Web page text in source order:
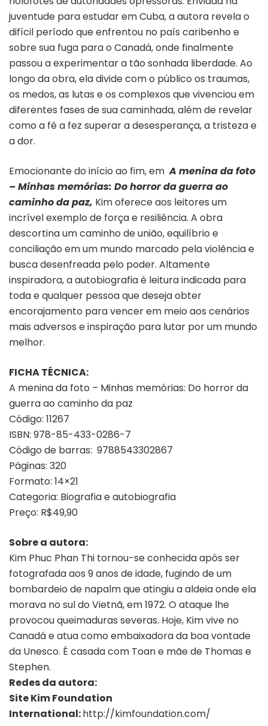
juventude para estudar em Cuba, a autora revela o
difícil período que enfrentou no país caribenho e
sobre sua fuga para o Canadá, onde finalmente
passou a experimentar a tão sonhada liberdade. Ao
longo da obra, ela divide com o público os traumas,
os medos, as lutas e os complexos que vivenciou em
diferentes fases de sua caminhada, além de revelar
como a fé a fez superar a desesperança, a tristeza e
a dor.
Emocionante do início ao fim, emA menina da foto
– Minhas memórias: Do horror da guerra ao
caminho da paz, Kim oferece aos leitores um
incrível exemplo de força e resiliência. A obra
descortina um caminho de união, equilíbrio e
conciliação em um mundo marcado pela violência e
busca desenfreada pelo poder. Altamente
inspiradora, a autobiografia é leitura indicada para
toda e qualquer pessoa que deseja obter
encorajamento para vencer em meio aos cenários
mais adversos e inspiração para lutar por um mundo
melhor.
FICHA TÉCNICA:
A menina da foto – Minhas memórias: Do horror da
guerra ao caminho da paz
Código: 11267
ISBN: 978-85-433-0286-7
Código de barras: 9788543302867
Páginas: 320
Formato: 14×21
Categoria: Biografia e autobiografia
Preço: R$49,90
Sobre a autora:
Kim Phuc Phan Thi tornou-se conhecida após ser
fotografada aos 9 anos de idade, fugindo de um
bombardeio de napalm que atingiu a aldeia onde ela
morava no sul do Vietnã, em 1972. O ataque lhe
provocou queimaduras severas. Hoje, Kim vive no
Canadá e atua como embaixadora da boa vontade
da Unesco. É casada com Toan e mãe de Thomas e
Stephen.
Redes da autora:
Site Kim Foundation
International:http://kimfoundation.com/